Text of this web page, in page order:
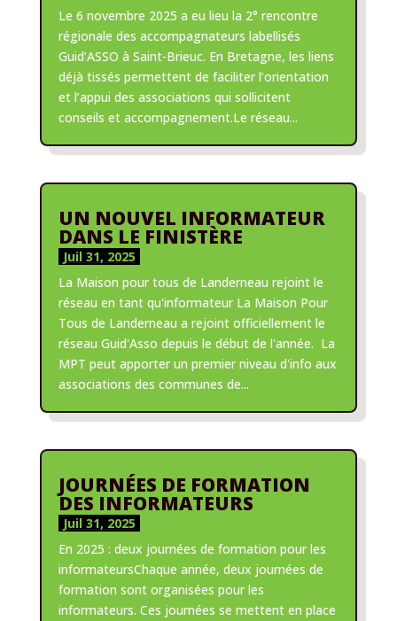
Le 6 novembre 2025 a eu lieu la 2° rencontre
régionale des accompagnateurs labellisés
Guid’ASSO à Saint-Brieuc. En Bretagne, les liens
déjà tissés permettent de faciliter l’orientation
et l’appui des associations qui sollicitent
conseils et accompagnement.Le réseau...
UN NOUVEL INFORMATEUR
DANS LE FINISTÈRE
Juil 31, 2025
La Maison pour tous de Landerneau rejoint le
réseau en tant qu'informateur La Maison Pour
Tous de Landerneau a rejoint officiellement le
réseau Guid'Asso depuis le début de l'année. La
MPT peut apporter un premier niveau d'info aux
associations des communes de...
JOURNÉES DE FORMATION
DES INFORMATEURS
Juil 31, 2025
En 2025 : deux journées de formation pour les
informateursChaque année, deux journées de
formation sont organisées pour les
informateurs. Ces journées se mettent en place